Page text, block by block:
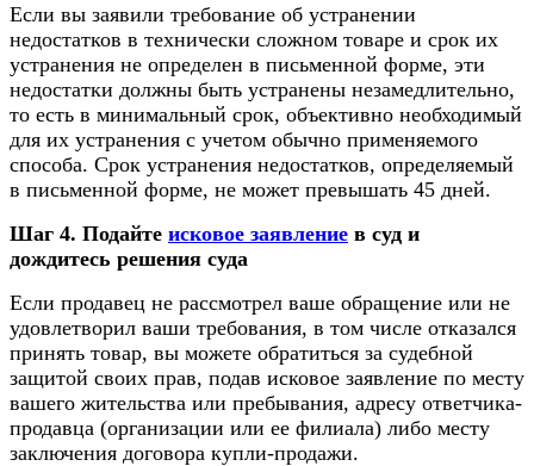
Если вы заявили требование об устранении
недостатков в технически сложном товаре и срок их
устранения не определен в письменной форме, эти
недостатки должны быть устранены незамедлительно,
то есть в минимальный срок, объективно необходимый
для их устранения с учетом обычно применяемого
способа. Срок устранения недостатков, определяемый
в письменной форме, не может превышать 45 дней.
Шаг 4. Подайте исковое заявление в суд и
дождитесь решения суда
Если продавец не рассмотрел ваше обращение или не
удовлетворил ваши требования, в том числе отказался
принять товар, вы можете обратиться за судебной
защитой своих прав, подав исковое заявление по месту
вашего жительства или пребывания, адресу ответчика-
продавца (организации или ее филиала) либо месту
заключения договора купли-продажи.